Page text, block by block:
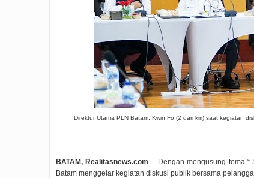
Direktur Utama PLN Batam, Kwin Fo (2 dari kiri) saat kegiatan
BATAM, Realitasnews.com – Dengan mengusung tema
Batam menggelar kegiatan diskusi publik bersama